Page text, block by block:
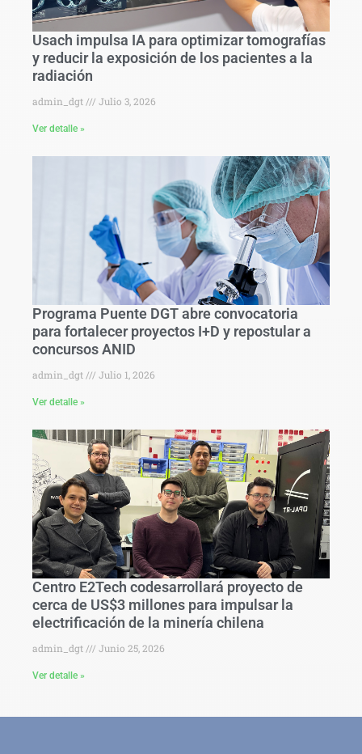
Usach impulsa IA para optimizar tomografías
y reducir la exposición de los pacientes a la
radiación
admin_dgt Julio 3, 2026
Ver detalle »
Programa Puente DGT abre convocatoria
para fortalecer proyectos I+D y repostular a
concursos ANID
admin_dgt Julio 1, 2026
Ver detalle »
Centro E2Tech codesarrollará proyecto de
cerca de US$3 millones para impulsar la
electrificación de la minería chilena
admin_dgt Junio 25, 2026
Ver detalle »